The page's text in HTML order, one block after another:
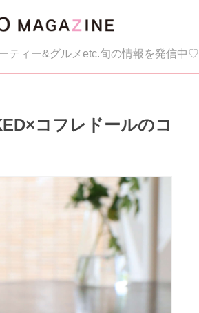
ティー&グルメetc.旬の情報を発信中♡
コフレドールのコ